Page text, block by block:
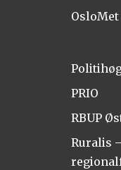
PRIO
RBUP
Ruralis